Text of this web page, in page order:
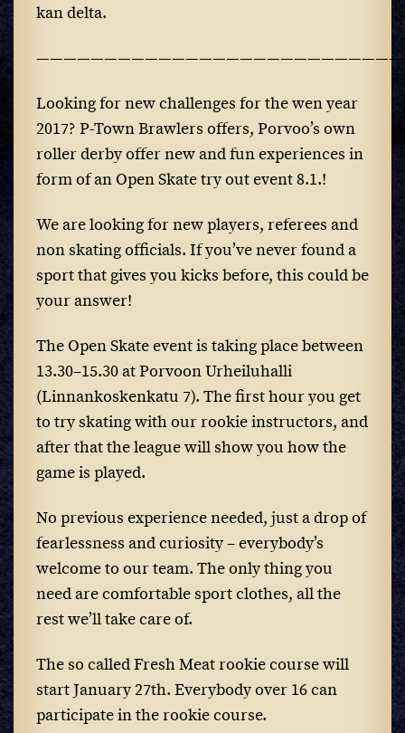
kan delta.
Looking for new challenges for the wen year
2017? P-Town Brawlers offers, Porvoo’s own
roller derby offer new and fun experiences in
form of an Open Skate try out event 8.1.!
We are looking for new players, referees and
non skating officials. If you’ve never found a
sport that gives you kicks before, this could be
your answer!
The Open Skate event is taking place between
13.30–15.30 at Porvoon Urheiluhalli
(Linnankoskenkatu 7). The first hour you get
to try skating with our rookie instructors, and
after that the league will show you how the
game is played.
No previous experience needed, just a drop of
fearlessness and curiosity – everybody’s
welcome to our team. The only thing you
need are comfortable sport clothes, all the
rest we’ll take care of.
The so called Fresh Meat rookie course will
start January 27th. Everybody over 16 can
participate in the rookie course.